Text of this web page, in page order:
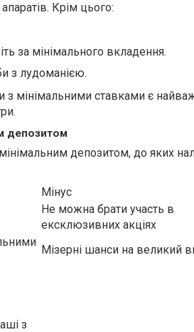
Крім цього:
за мінімального вкладення.
з лудоманією.
з мінімальними ставками є
депозитом
депозитом, до яких
Мінус
Не можна брати участь в
ексклюзивних акціях
Мізерні шанси на великий
з